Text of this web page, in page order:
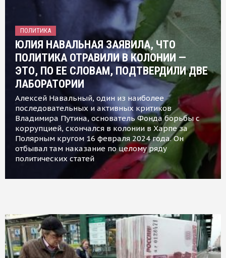
ПОЛИТИКА
ЮЛИЯ НАВАЛЬНАЯ ЗАЯВИЛА, ЧТО
ПОЛИТИКА ОТРАВИЛИ В КОЛОНИИ —
ЭТО, ПО ЕЕ СЛОВАМ, ПОДТВЕРДИЛИ ДВЕ
ЛАБОРАТОРИИ
Алексей Навальный, один из наиболее
последовательных и активных критиков
Владимира Путина, основатель Фонда борьбы с
коррупцией, скончался в колонии в Харпе за
Полярным кругом 16 февраля 2024 года. Он
отбывал там наказание по целому ряду
политических статей